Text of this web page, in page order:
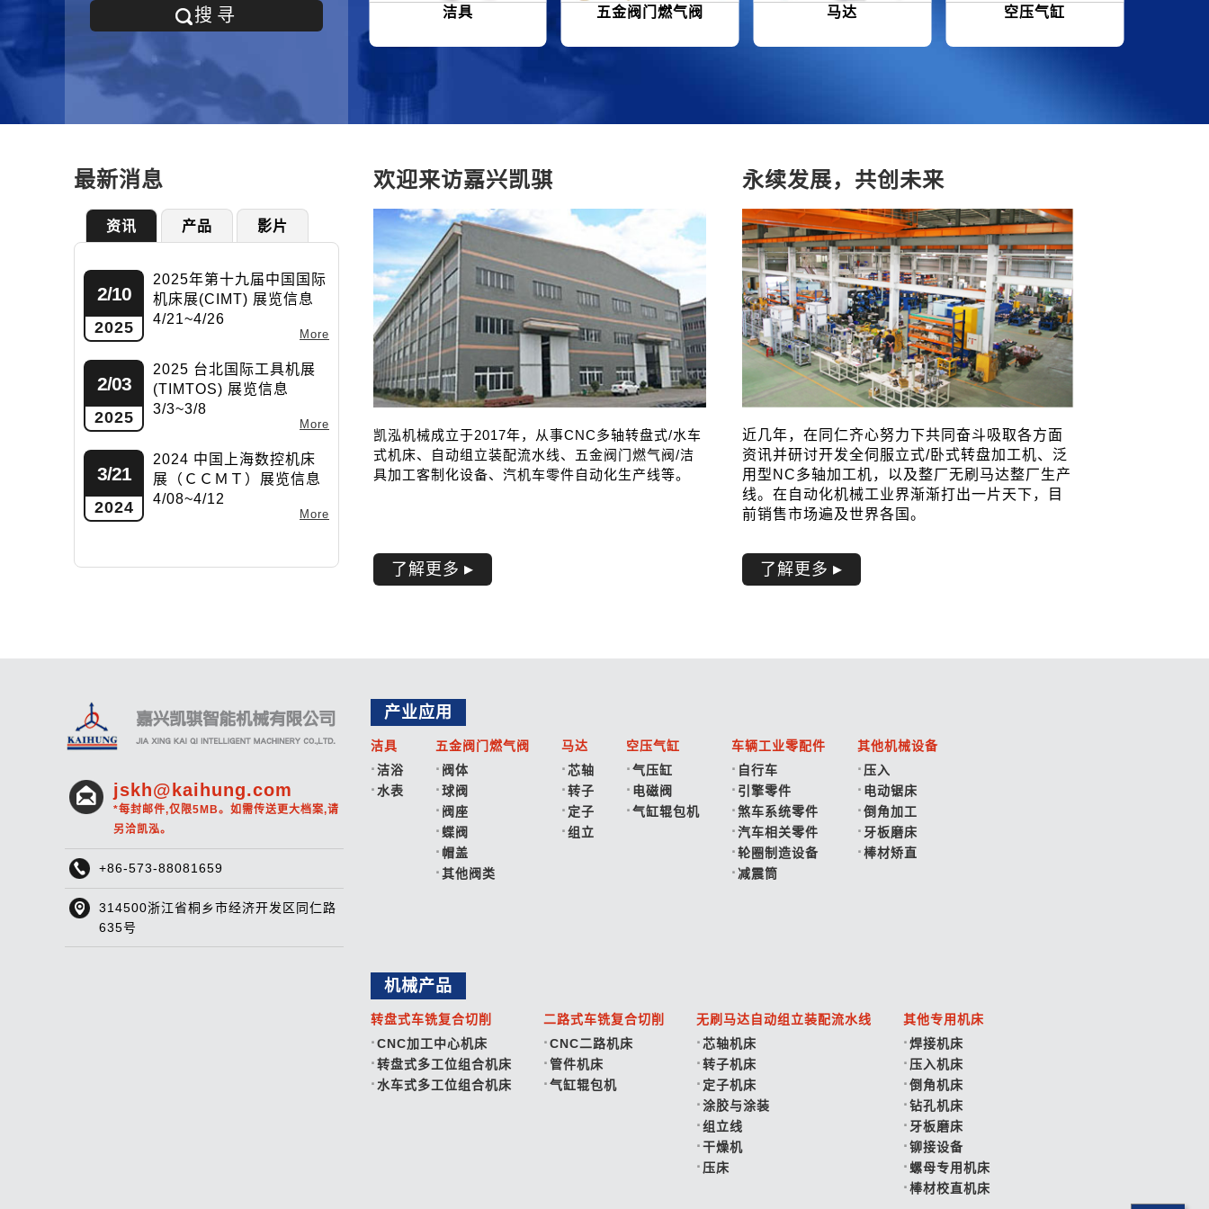
搜寻其他机械设备 洁具 五金阀门燃气阀 马达 空压气缸
最新消息
资讯 产品 影片
2/10
2025
2025年第十九届中国国际
机床展(CIMT) 展览信息
4/21~4/26
More
2/03
2025
2025 台北国际工具机展
(TIMTOS) 展览信息
3/3~3/8
More
3/21
2024
2024 中国上海数控机床
展（ＣＣＭＴ）展览信息
4/08~4/12
More
欢迎来访嘉兴凯骐
凯泓机械成立于2017年，从事CNC多轴转盘式/水车
式机床、自动组立装配流水线、五金阀门燃气阀/洁
具加工客制化设备、汽机车零件自动化生产线等。
了解更多
永续发展，共创未来
近几年， 在同仁齐心努力下共同奋斗吸取各方面
资讯并研讨开发全伺服立式/卧式转盘加工机、泛
用型NC多轴加工机，以及整厂无刷马达整厂生产
线。在自动化机械工业界渐渐打出一片天下，目
前销售市场遍及世界各国。
了解更多
jskh@kaihung.com
*每封邮件,仅限5MB。如需传送更大档案,请
另洽凯泓。
+86-573-88081659
314500浙江省桐乡市经济开发区同仁路
635号
产业应用
洁具
洁浴
水表
五金阀门燃气阀
阀体
球阀
阀座
蝶阀
帽盖
其他阀类
马达
芯轴
转子
定子
组立
空压气缸
气压缸
电磁阀
气缸辊包机
车辆工业零配件
自行车
引擎零件
煞车系统零件
汽车相关零件
轮圈制造设备
减震筒
其他机械设备
压入
电动锯床
倒角加工
牙板磨床
棒材矫直
机械产品
转盘式车铣复合切削
CNC加工中心机床
转盘式多工位组合机床
水车式多工位组合机床
二路式车铣复合切削
CNC二路机床
管件机床
气缸辊包机
无刷马达自动组立装配流水线
芯轴机床
转子机床
定子机床
涂胶与涂装
组立线
干燥机
压床
其他专用机床
焊接机床
压入机床
倒角机床
钻孔机床
牙板磨床
铆接设备
螺母专用机床
棒材校直机床